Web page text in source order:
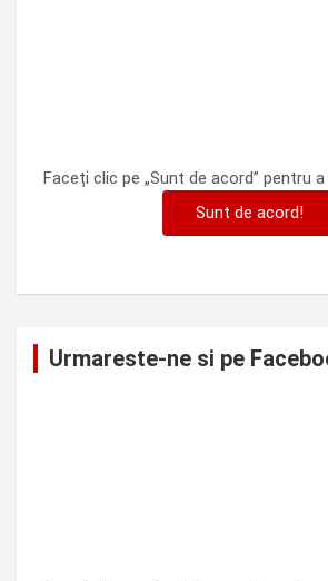
Faceți clic pe „Sunt de acord” pentru
Sunt de acord!
Urmareste-ne si pe